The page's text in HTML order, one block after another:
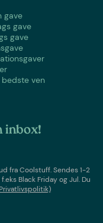
gave
gave
gave
bedste ven
inbox!
fraCoolstuff. Sendes 1-2
Black Friday og Jul. Du